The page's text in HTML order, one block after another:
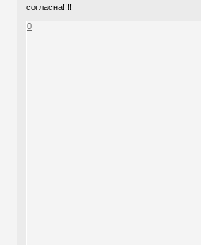
согласна!!!!
0